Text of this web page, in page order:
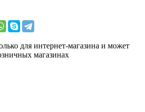
для интернет-магазина и может
магазинах